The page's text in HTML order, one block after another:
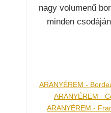
nagy volumenű
minden
ARANYÉREM -
ARANYÉREM -
ARANYÉREM -